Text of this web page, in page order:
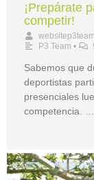
¡Prepárate
competir!
P3 Team •
Sabemos que
deportistas
presenciales
competencia. …